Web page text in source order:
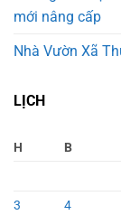
mới nâng cấp
Nhà Vườn Xã
LỊCH
H B
3
4